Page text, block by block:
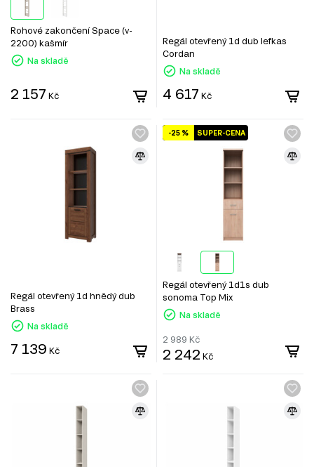
Rohové zakončení Space (v-
2200) kašmír
Na skladě
2 157 Kč
Regál otevřený 1d dub lefkas
Cordan
Na skladě
4 617 Kč
Regál otevřený 1d hnědý dub
Brass
Na skladě
7 139 Kč
SUPER-CENA
-25 %
Regál otevřený 1d1s dub
sonoma Top Mix
Na skladě
2 989 Kč
2 242 Kč